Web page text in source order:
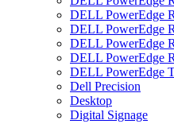
DELL PowerEdge
DELL PowerEdge
DELL PowerEdge
DELL PowerEdge
DELL PowerEdge
Dell Precision
Desktop
Digital Signage